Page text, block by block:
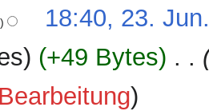
18:40, 23.
+49 Bytes